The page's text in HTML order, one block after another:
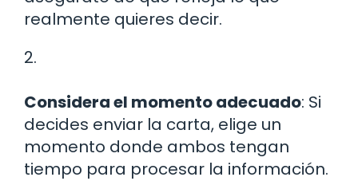
realmente quieres decir.
2.
Considera el momento adecuado: Si
decides enviar la carta, elige un
momento donde ambos tengan
tiempo para procesar la información.